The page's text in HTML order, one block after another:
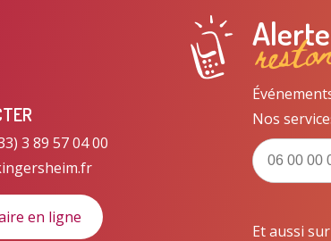
3 89 57 04 00
en ligne
Nos
Et aussi